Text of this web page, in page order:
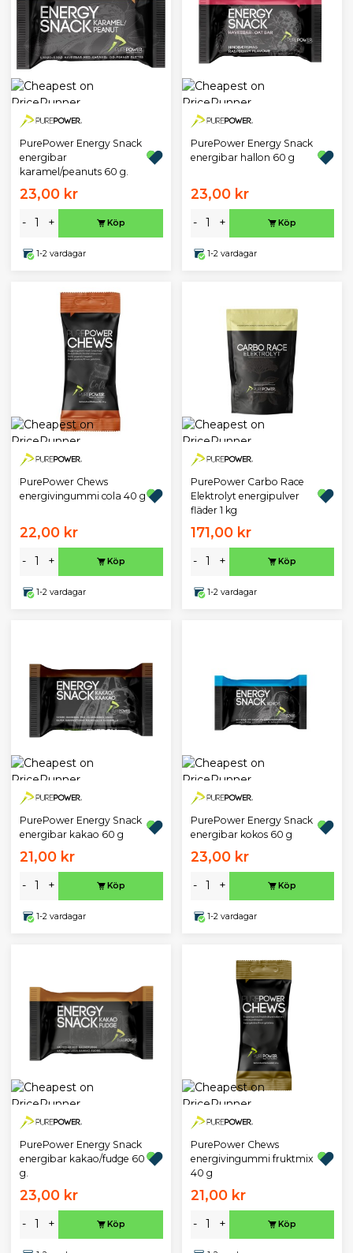
PurePower Energy Snack
energibar
karamel/peanuts 60 g.
23,00 kr
- + Köp
1-2 vardagar
PurePower Energy Snack
energibar hallon 60 g
23,00 kr
- + Köp
1-2 vardagar
PurePower Chews
energivingummi cola 40 g
22,00 kr
- + Köp
1-2 vardagar
PurePower Carbo Race
Elektrolyt energipulver
fläder 1 kg
171,00 kr
- + Köp
1-2 vardagar
PurePower Energy Snack
energibar kakao 60 g
21,00 kr
- + Köp
1-2 vardagar
PurePower Energy Snack
energibar kokos 60 g
23,00 kr
- + Köp
1-2 vardagar
PurePower Energy Snack
energibar kakao/fudge 60
g.
23,00 kr
- + Köp
PurePower Chews
energivingummi fruktmix
40 g
21,00 kr
- + Köp